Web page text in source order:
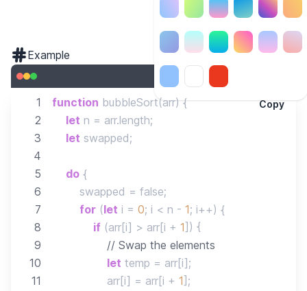
Example
Copy
1 function bubbleSort(arr) {
2
let n = arr.length;
3
let swapped;
4
5
do {
6
        swapped
= false;
7
for (let i = 0; i < n - 1; i++) {
8
if (arr[i] > arr[i + 1 ) {
9
// Swap the elements
10
let temp = arr[i] ;
11
                arr
[i] = arr[i + 1 ;